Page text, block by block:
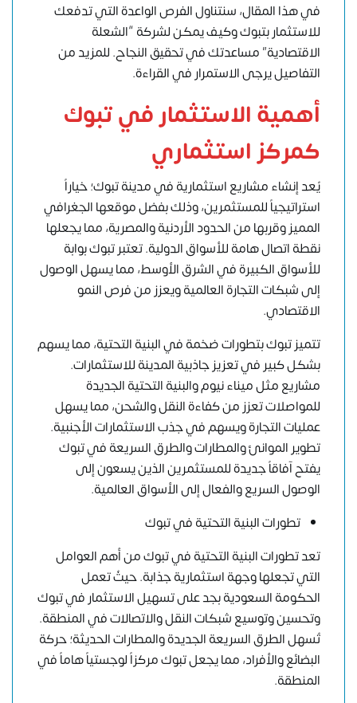
في هذا المقال، سنتناول الفرص الواعدة التي تدفعك
للاستثمار بتبوك وكيف يمكن لشركة “الشعلة
الاقتصادية” مساعدتك في تحقيق النجاح. للمزيد من
التفاصيل يرجى الاستمرار في القراءة.
أهمية الاستثمار في تبوك
كمركز استثماري
يُعد إنشاء مشاريع استثمارية في مدينة تبوك؛ خياراً
استراتيجياً للمستثمرين، وذلك بفضل موقعها الجغرافي
المميز وقربها من الحدود الأردنية والمصرية، مما يجعلها
نقطة اتصال هامة للأسواق الدولية. تعتبر تبوك بوابة
للأسواق الكبيرة في الشرق الأوسط، مما يسهل الوصول
إلى شبكات التجارة العالمية ويعزز من فرص النمو
الاقتصادي.
تتميز تبوك بتطورات ضخمة في البنية التحتية، مما يسهم
بشكل كبير في تعزيز جاذبية المدينة للاستثمارات.
مشاريع مثل ميناء نيوم والبنية التحتية الجديدة
للمواصلات تعزز من كفاءة النقل والشحن، مما يسهل
عمليات التجارة ويسهم في جذب الاستثمارات الأجنبية.
تطوير الموانئ والمطارات والطرق السريعة في تبوك
يفتح آفاقاً جديدة للمستثمرين الذين يسعون إلى
الوصول السريع والفعال إلى الأسواق العالمية.
تطورات البنية التحتية في تبوك
تعد تطورات البنية التحتية في تبوك من أهم العوامل
التي تجعلها وجهة استثمارية جذابة. حيثُ تعمل
الحكومة السعودية بجد على تسهيل الاستثمار في تبوك
وتحسين وتوسيع شبكات النقل والاتصالات في المنطقة.
تُسهل الطرق السريعة الجديدة والمطارات الحديثة؛ حركة
البضائع والأفراد، مما يجعل تبوك مركزاً لوجستياً هاماً في
المنطقة.